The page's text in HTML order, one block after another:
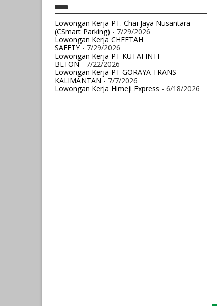
Lowongan Kerja PT. Chai Jaya Nusantara
(CSmart Parking) - 7/29/2026
Lowongan Kerja CHEETAH
SAFETY- 7/29/2026
Lowongan Kerja PT KUTAI INTI
BETON- 7/22/2026
Lowongan Kerja PT GORAYA TRANS
KALIMANTAN- 7/7/2026
Lowongan Kerja Himeji Express - 6/18/2026